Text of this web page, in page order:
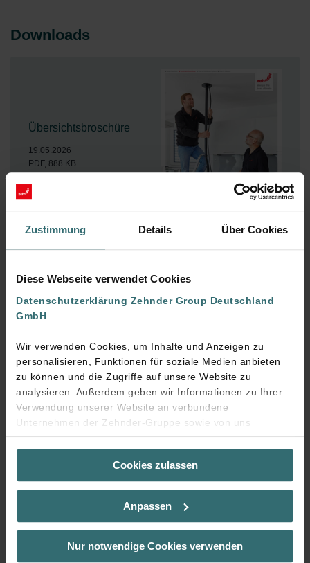
Zustimmung Details Über Cookies
Diese Webseite verwendet Cookies
Datenschutzerklärung Zehnder Group Deutschland
GmbH
Wir verwenden Cookies, um Inhalte und Anzeigen zu
personalisieren, Funktionen für soziale Medien anbieten
zu können und die Zugriffe auf unsere Website zu
analysieren. Außerdem geben wir Informationen zu Ihrer
Verwendung unserer Website an verbundene
Unternehmen der Zehnder-Gruppe sowie von uns
beauftragte Dienstleister zum Zweck der Werbung und
Analysen weiter. Unsere Dienstleister führen diese
Informationen möglicherweise mit weiteren Daten
zusammen, die Sie bereitgestellt haben oder die sie im
geben die Einwilligung zu unseren Cookies, wenn Sie in
deren Verwendung eingewilligt haben.
Laut Gesetz können wir Cookies auf Ihrem Gerät
speichern, wenn diese für den Betrieb dieser Seite
Cookies zulassen
Anpassen
Nur notwendige Cookies verwenden
Downloads
Übersichtsbroschüre
19.05.2026
PDF, 888 KB
Zehnder Whitepaper
Gesundes Wohnen
PDF, 454 KB